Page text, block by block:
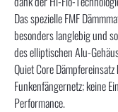
Das spezielle FMF
besonders langlebig und
des elliptischen Alu-
Quiet Core
Funkenfängernetz; keine
Performance.